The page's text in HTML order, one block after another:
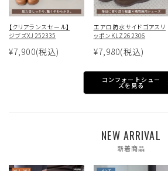
【クリアランスセール】
ジブズXJ252335
¥7,900(税込)
エアロ防水サイドゴアスリ
ッポンKLZ262306
¥7,980(税込)
コンフォートシュー
ズを見る
NEW ARRIVAL
新着商品